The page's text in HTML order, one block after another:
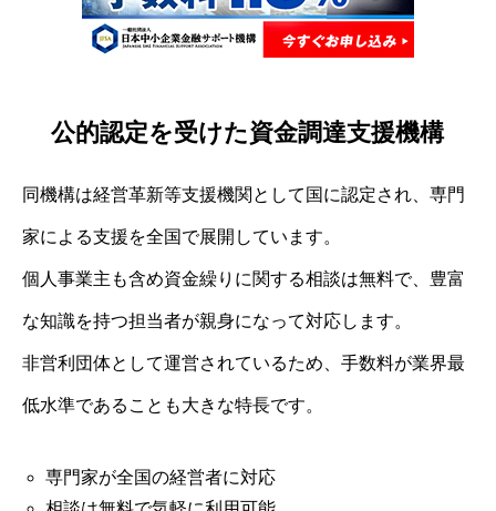
公的認定を受けた資金調達支援機構
同機構は経営革新等支援機関として国に認定され、専門
家による支援を全国で展開しています。
個人事業主も含め資金繰りに関する相談は無料で、豊富
な知識を持つ担当者が親身になって対応します。
非営利団体として運営されているため、手数料が業界最
低水準であることも大きな特長です。
専門家が全国の経営者に対応